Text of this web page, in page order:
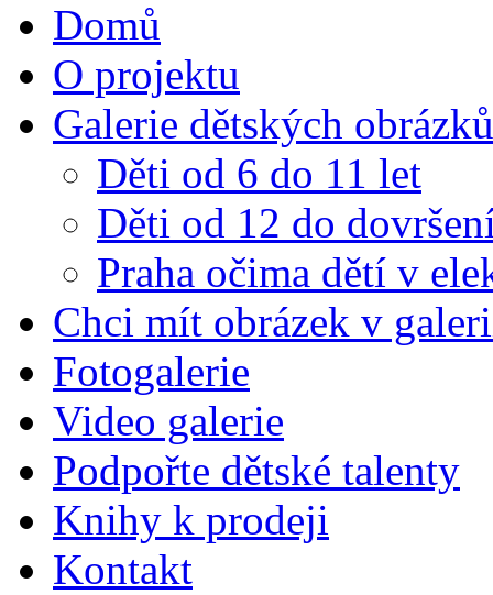
Domů
O projektu
Galerie dětských obrázků
Děti od 6 do 11 let
Děti od 12 do
Praha očima dětí v
Chci mít obrázek v
Fotogalerie
Video galerie
Podpořte dětské talenty
Knihy k prodeji
Kontakt